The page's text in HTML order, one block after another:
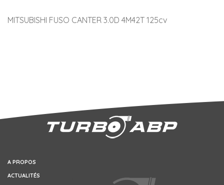
MITSUBISHI FUSO CANTER 3.0D 4M42T 125cv
A PROPOS
ACTUALITÉS